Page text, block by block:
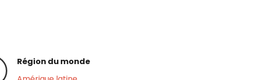
Région du monde